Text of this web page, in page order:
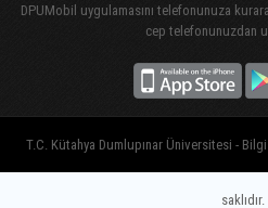
DPUMobil uygulamasını telefonunuza
cep telefonunuzdan
T.C. Kütahya Dumlupınar Üniversitesi - Bilgi
saklıdır.